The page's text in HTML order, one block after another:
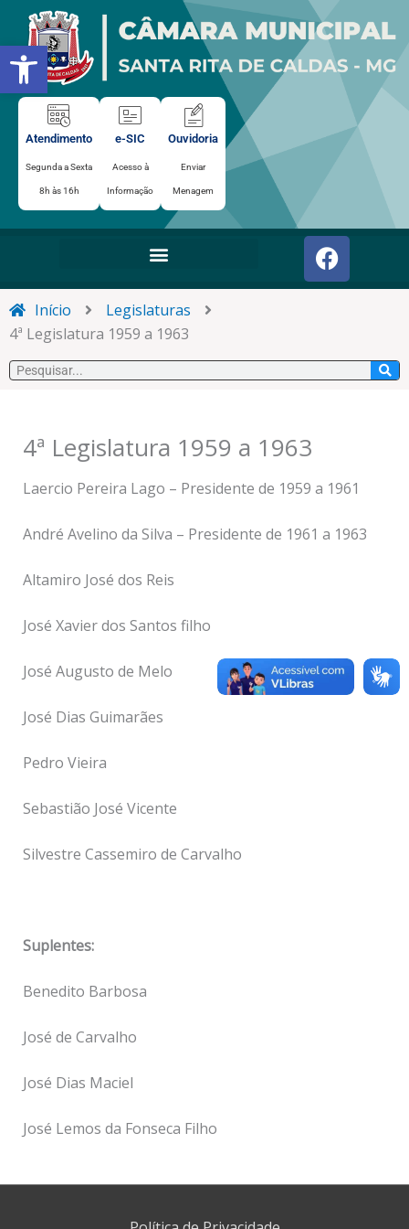
Abrir a barra de ferramentas
para
conteúdo
Atendimento
Segunda a Sexta
8h às 16h
e-SIC
Acesso à
Informação
Ouvidoria
Enviar
Menagem
F
a
c
o
o
Início
Legislaturas
4ª Legislatura 1959 a 1963
Pesquisar
4ª Legislatura 1959 a 1963
Laercio Pereira Lago – Presidente de 1959 a 1961
André Avelino da Silva – Presidente de 1961 a 1963
Altamiro José dos Reis
José Xavier dos Santos filho
José Augusto de Melo
José Dias Guimarães
Pedro Vieira
Sebastião José Vicente
Silvestre Cassemiro de Carvalho
Suplentes:
Benedito Barbosa
José de Carvalho
José Dias Maciel
José Lemos da Fonseca Filho